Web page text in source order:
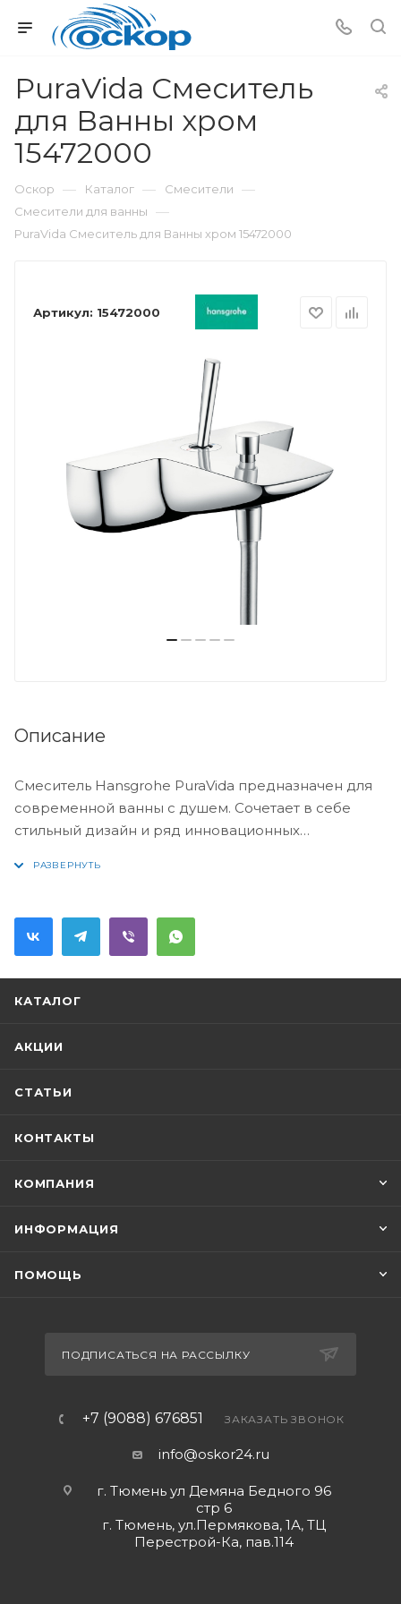
PuraVida Смеситель
для Ванны хром
15472000
Оскор — Каталог — Смесители —
Смесители для ванны —
PuraVida Смеситель для Ванны хром 15472000
Артикул: 15472000
Описание
Смеситель Hansgrohe PuraVida предназначен для
современной ванны с душем. Сочетает в себе
стильный дизайн и ряд инновационных
эксцентриками с шумоподавлением, что делает
работу смесителя тихой и комфортной. Расход
КАТАЛОГ
АКЦИИ
СТАТЬИ
КОНТАКТЫ
КОМПАНИЯ
ИНФОРМАЦИЯ
ПОМОЩЬ
ПОДПИСАТЬСЯ НА РАССЫЛКУ
+7 (9088) 676851 ЗАКАЗАТЬ ЗВОНОК
info@oskor24.ru
г. Тюмень ул Демяна Бедного 96
стр 6
г. Тюмень, ул.Пермякова, 1А, ТЦ
Перестрой-Ка, пав.114